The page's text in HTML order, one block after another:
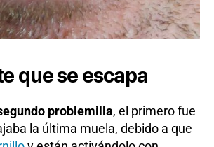
que se escapa
problemilla, el primero fue
la última muela, debido a que